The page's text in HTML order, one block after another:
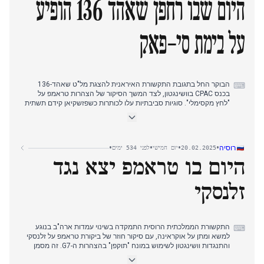
היום שבו רחפן שאהד 136 הופיע
על בימת סי-פאק
⌨
הבוקר החל בתגובת התקשורת האיראנית להצגת מל"ט שאהד-136
בכנס CPAC בוושינגטון, לצד המשך הסיקור של הצהרות טראמפ על
"לחץ מקסימלי". סוגיות סביבתיות עלו לכותרות כשפזשקיאן קידם תשתית
מול כוחות עולמיים. רדיו פרדא דיווח על עלייה של 70% בבריחת הון דרך
מטבעות קריפטו.
מדגישה את משמעותו כהוכחה לתפקיד האיראני באזור. הדולר חצה
94,000 תומאן, בעוד ראש סבא"א תיאר את הסכם הגרעין כ"קליפה
רוסיה•
20.02.2025
•יום חמישי•לפני 534 ימים •
היום בו טראמפ יצא נגד
זלנסקי
⌨ התקשורת הממלכתית הרוסית התמקדה בשינוי עמדות ארה"ב בנוגע
למשא ומתן על אוקראינה, עם סיקור חוזר של ביקורת טראמפ על זלנסקי
והתנגדות וושינגטון לשימוש במונח "תוקפן" בהצהרות ה-G7. זה מסמן